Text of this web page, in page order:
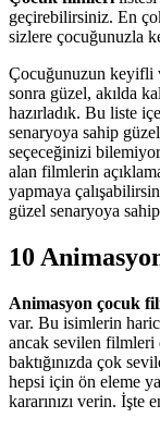
geçirebilirsiniz. En
sizlere çocuğunuzla
Çocuğunuzun keyifli
sonra güzel, akılda
hazırladık. Bu liste
senaryoya sahip
seçeceğinizi bilemiyor
alan filmlerin
yapmaya
güzel senaryoya
10
Animasyon çocuk
var. Bu isimlerin
ancak sevilen filmleri
baktığınızda çok
hepsi için ön eleme
kararınızı verin. İşte